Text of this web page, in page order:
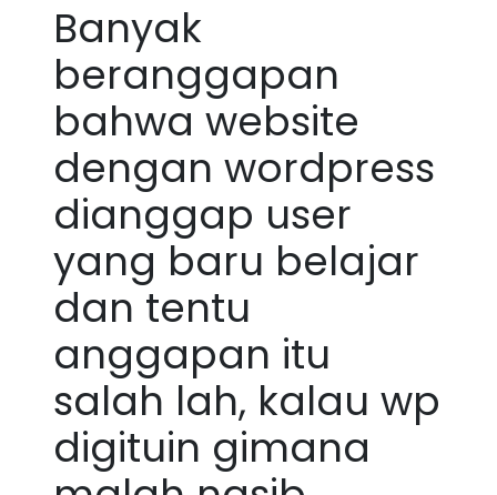
Banyak
beranggapan
bahwa website
dengan wordpress
dianggap user
yang baru belajar
dan tentu
anggapan itu
salah lah, kalau wp
digituin gimana